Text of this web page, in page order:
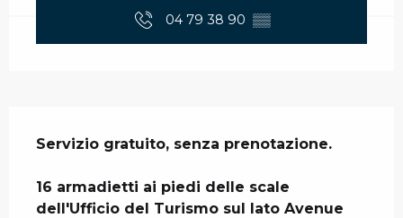
04 79 38 90 ▒▒
Servizio gratuito, senza prenotazione.
16 armadietti ai piedi delle scale
dell'Ufficio del Turismo sul lato Avenue